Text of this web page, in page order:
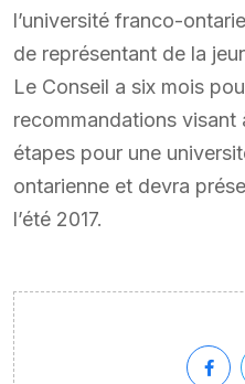
l’université franco-
de représentant de la
Le Conseil a six mois
recommandations
étapes pour une
ontarienne et devra
l’été 2017.